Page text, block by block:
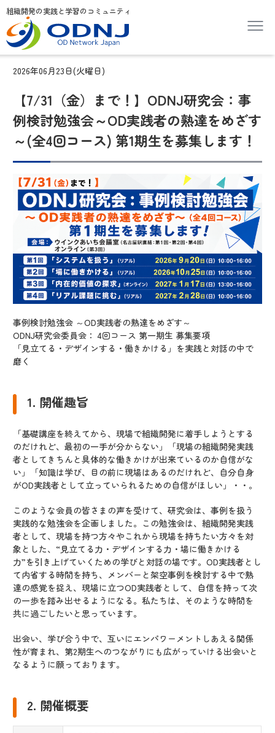
組織開発の実践と学習のコミュニティ
2026年06月23日(火曜日)
【7/31（金）まで！】ODNJ研究会：事
例検討勉強会～OD実践者の熟達をめざす
～(全4回コース) 第1期生を募集します！
事例検討勉強会 ～OD実践者の熟達をめざす～
ODNJ研究会委員会： 4回コース 第一期生 募集要項
「見立てる・デザインする・働きかける」を実践と対話の中で
磨く
1. 開催趣旨
「基礎講座を終えてから、現場で組織開発に着手しようとする
のだけれど、最初の一手が分からない」「現場の組織開発実践
者としてきちんと具体的な働きかけが出来ているのか自信がな
い」「知識は学び、目の前に現場はあるのだけれど、自分自身
がOD実践者として立っていられるための自信がほしい」・・。
このような会員の皆さまの声を受けて、研究会は、事例を扱う
実践的な勉強会を企画しました。この勉強会は、組織開発実践
者として、現場を持つ方々やこれから現場を持ちたい方々を対
象とした、“見立てる力・デザインする力・場に働きかける
力”を引き上げていくための学びと対話の場です。OD実践者とし
て内省する時間を持ち、メンバーと架空事例を検討する中で熟
達の感覚を捉え、現場に立つOD実践者として、自信を持って次
の一歩を踏み出せるようになる。私たちは、そのような時間を
共に過ごしたいと思っています。
出会い、学び合う中で、互いにエンパワーメントしあえる関係
性が育まれ、第2期生へのつながりにも広がっていける出会いと
なるように願っております。
2. 開催概要